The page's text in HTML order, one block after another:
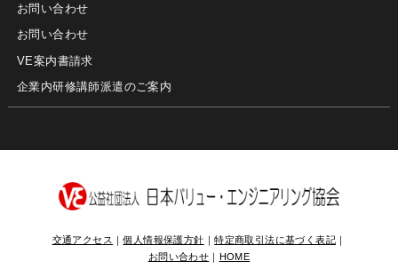
お問い合わせ
お問い合わせ
VE案内書請求
企業内研修講師派遣のご案内
交通アクセス ｜個人情報保護方針 ｜特定商取引法に基づく表記｜
お問い合わせ ｜ HOME